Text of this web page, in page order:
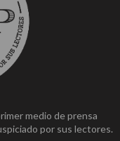
medio de prensa
por sus lectores.